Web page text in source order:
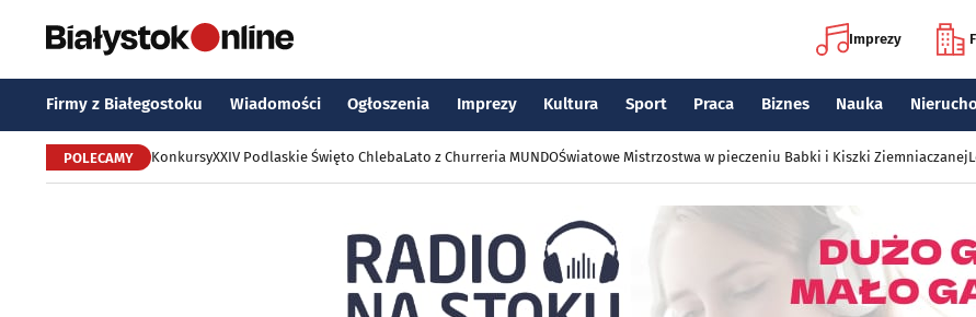
Imprezy
Firmy z Białegostoku Wiadomości Ogłoszenia Imprezy Kultura Sport Praca Biznes Nauka
POLECAMY KonkursyXXIV Podlaskie Święto ChlebaLato z Churreria MUNDOŚwiatowe Mistrzostwa w pieczeniu Babki i Kiszki Ziemniaczanej